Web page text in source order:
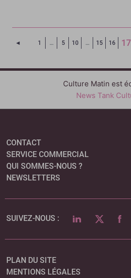
◄ Page précédente
1 … 5 10 … 15 16 17
Culture Matin est
News Tank
CONTACT
SERVICE COMMERCIAL
QUI SOMMES-NOUS ?
NEWSLETTERS
SUIVEZ-NOUS : LINKEDINTWITTER
PLAN DU SITE
MENTIONS LÉGALES